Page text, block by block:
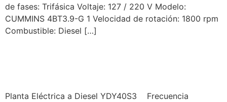
de fases: Trifásica Voltaje: 127 / 220 V Modelo:
CUMMINS 4BT3.9-G 1 Velocidad de rotación: 1800 rpm
Combustible: Diesel […]
Planta Eléctrica a Diesel YDY40S3 Frecuencia